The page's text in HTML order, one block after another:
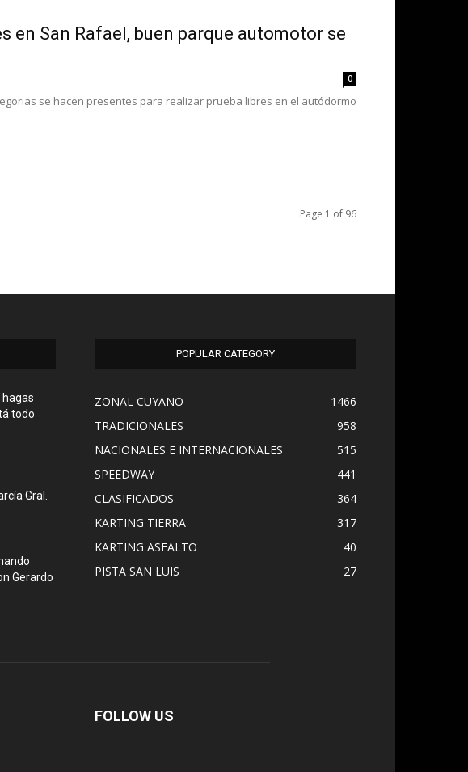
en San Rafael, buen parque automotor se
0
se hacen presentes para realizar prueba libres en el autódormo
Page 1 of 96
hagas
todo
Gral.
Gerardo
POPULAR CATEGORY
ZONAL CUYANO
1466
TRADICIONALES
958
NACIONALES E INTERNACIONALES
515
SPEEDWAY
441
CLASIFICADOS
364
KARTING TIERRA
317
KARTING ASFALTO
40
PISTA SAN LUIS
27
FOLLOW US